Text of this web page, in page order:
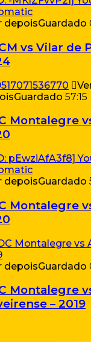
depoisGuardado
vs Vilar de
Guardado 57:15
Montalegre
depoisGuardado
Montalegre
depoisGuardado
Montalegre
– 2019